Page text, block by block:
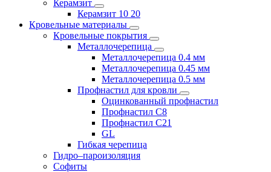
Керамзит
Керамзит 10 20
Кровельные материалы
Кровельные покрытия
Металлочерепица
Металлочерепица 0.4 мм
Металлочерепица 0.45 мм
Металлочерепица 0.5 мм
Профнастил для кровли
Оцинкованный профнастил
Профнастил С8
Профнастил С21
GL
Гибкая черепица
Гидро–пароизоляция
Софиты